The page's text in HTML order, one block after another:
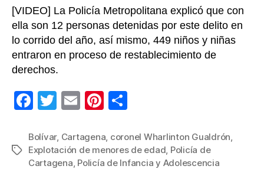
[VIDEO] La Policía Metropolitana explicó que con
ella son 12 personas detenidas por este delito en
lo corrido del año, así mismo, 449 niños y niñas
entraron en proceso de restablecimiento de
derechos.
F
c
e
T
tt
er
E
ail
Pi
er
e
m
p
Etiquetas
Bolívar, Cartagena, coronel Wharlinton Gualdrón,
Explotación de menores de edad, Policía de
Cartagena, Policía de Infancia y Adolescencia